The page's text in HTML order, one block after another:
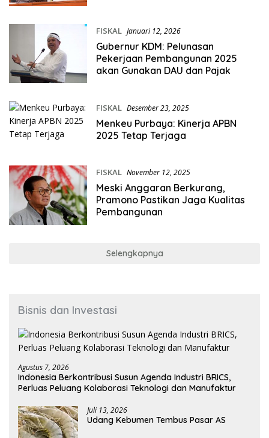
FISKAL Januari 12, 2026
Gubernur KDM: Pelunasan
Pekerjaan Pembangunan 2025
akan Gunakan DAU dan Pajak
FISKAL Desember 23, 2025
Menkeu Purbaya: Kinerja APBN
2025 Tetap Terjaga
FISKAL November 12, 2025
Meski Anggaran Berkurang,
Pramono Pastikan Jaga Kualitas
Pembangunan
Selengkapnya
Bisnis dan Investasi
Agustus 7, 2026
Indonesia Berkontribusi Susun Agenda Industri BRICS,
Perluas Peluang Kolaborasi Teknologi dan Manufaktur
Juli 13, 2026
Udang Kebumen Tembus Pasar AS